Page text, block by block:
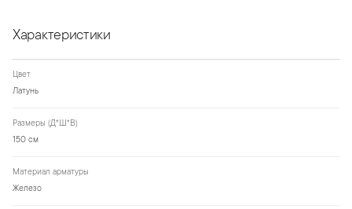
Характеристики
Цвет
Латунь
Размеры (Д*Ш*В)
150 см
Материал арматуры
Железо